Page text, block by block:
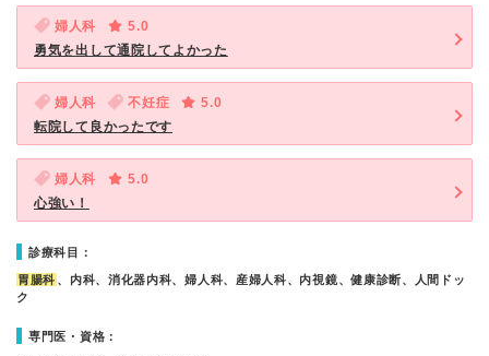
婦人科
5.0
勇気を出して通院してよかった
婦人科 不妊症
5.0
転院して良かったです
婦人科
5.0
心強い！
診療科目：
胃腸科 、内科、消化器内科、婦人科、産婦人科、内視鏡、健康診断、人間ドッ
ク
専門医・資格：